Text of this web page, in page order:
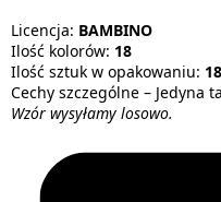
Licencja: BAMBINO
Ilość kolorów: 18
Ilość sztuk w opakowaniu: 18
Cechy szczególne – Jedyna
Wzór wysyłamy losowo.